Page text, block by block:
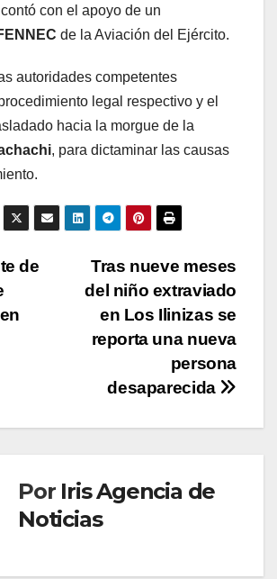
con el apoyo de un
de la Aviación del Ejército.
autoridades competentes
legal respectivo y el
hacia la morgue de la
, para dictaminar las causas
Tras nueve meses
del niño extraviado
en Los Ilinizas se
reporta una nueva
persona
desaparecida
de
Por Iris Agencia de
Noticias